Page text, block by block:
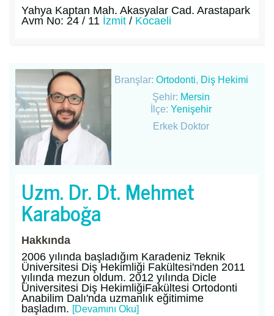
Yahya Kaptan Mah. Akasyalar Cad. Arastapark
Avm No: 24 / 11 İzmit / Kocaeli
Branşlar: Ortodonti, Diş Hekimi
Şehir: Mersin
İlçe: Yenişehir
Erkek Doktor
Uzm. Dr. Dt. Mehmet
Karaboğa
Hakkında
2006 yılında başladığım Karadeniz Teknik
Üniversitesi Diş Hekimliği Fakültesi'nden 2011
yılında mezun oldum. 2012 yılında Dicle
Üniversitesi Diş HekimliğiFakültesi Ortodonti
Anabilim Dalı'nda uzmanlık eğitimime
başladım. [Devamını Oku]